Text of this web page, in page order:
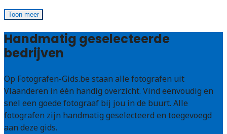
Toon meer
Handmatig geselecteerde
bedrijven
Op Fotografen-Gids.be staan alle fotografen uit
Vlaanderen in één handig overzicht. Vind eenvoudig en
snel een goede fotograaf bij jou in de buurt. Alle
fotografen zijn handmatig geselecteerd en toegevoegd
aan deze gids.